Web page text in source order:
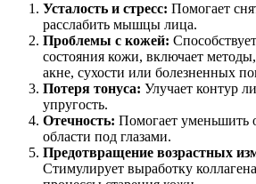
Усталость и стресс: Помогает
расслабить мышцы лица.
Проблемы с кожей:
состояния кожи, включает
акне, сухости или болезненных
Потеря тонуса: Улучает контур
упругость.
Отечность: Помогает уменьшить
области под глазами.
Предотвращение возрастных
Стимулирует выработку